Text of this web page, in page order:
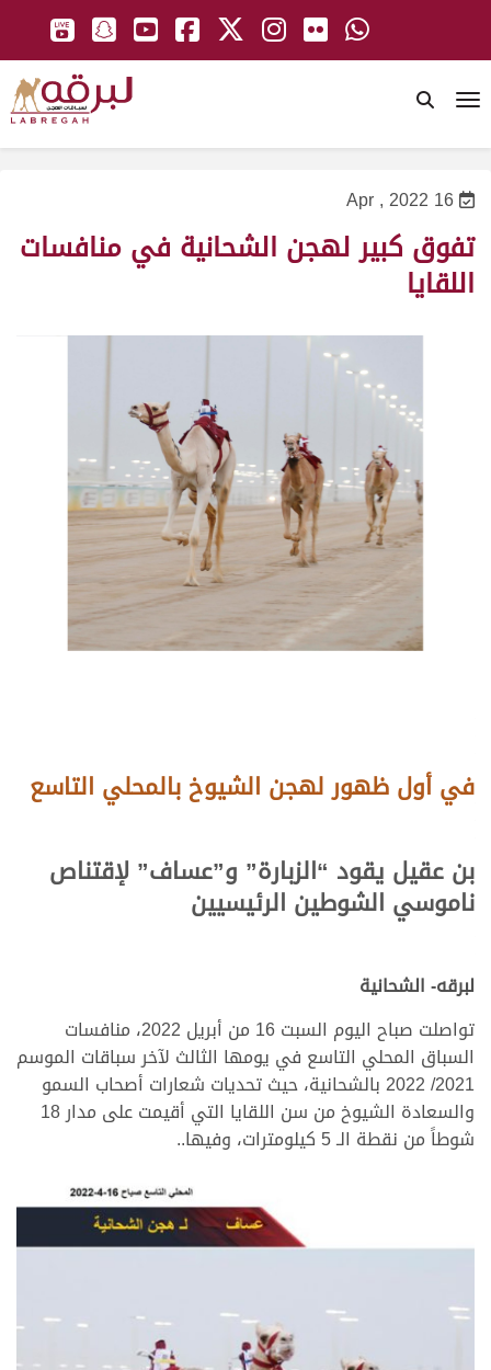
16 Apr , 2022
تفوق كبير لهجن الشحانية في منافسات
اللقايا
في أول ظهور لهجن الشيوخ بالمحلي التاسع
بن عقيل يقود “الزبارة” و”عساف” لإقتناص
ناموسي الشوطين الرئيسيين
لبرقه- الشحانية
تواصلت صباح اليوم السبت 16 من أبريل 2022، منافسات
السباق المحلي التاسع في يومها الثالث لآخر سباقات الموسم
2021/ 2022 بالشحانية، حيث تحديات شعارات أصحاب السمو
والسعادة الشيوخ من سن اللقايا التي أقيمت على مدار 18
شوطاً من نقطة الـ 5 كيلومترات، وفيها..